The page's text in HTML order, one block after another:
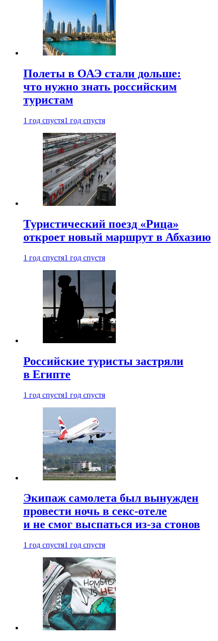
Полеты в ОАЭ стали дольше:
что нужно знать российским
туристам
1 год спустя1 год спустя
Туристический поезд «Рица»
откроет новый маршрут в Абхазию
1 год спустя1 год спустя
Российские туристы застряли
в Египте
1 год спустя1 год спустя
Экипаж самолета был вынужден
провести ночь в секс-отеле
и не смог выспаться из-за стонов
1 год спустя1 год спустя